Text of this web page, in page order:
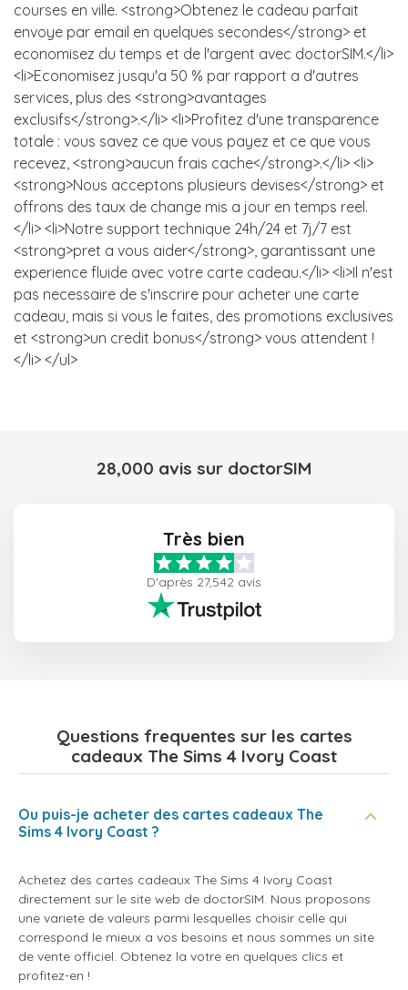
courses en ville. <strong>Obtenez le cadeau parfait
envoye par email en quelques secondes</strong> et
economisez du temps et de l'argent avec doctorSIM.</li>
<li>Economisez jusqu'a 50 % par rapport a d'autres
services, plus des <strong>avantages
exclusifs</strong>.</li> <li>Profitez d'une transparence
totale : vous savez ce que vous payez et ce que vous
recevez, <strong>aucun frais cache</strong>.</li> <li>
<strong>Nous acceptons plusieurs devises</strong> et
offrons des taux de change mis a jour en temps reel.
</li> <li>Notre support technique 24h/24 et 7j/7 est
<strong>pret a vous aider</strong>, garantissant une
experience fluide avec votre carte cadeau.</li> <li>Il n'est
pas necessaire de s'inscrire pour acheter une carte
cadeau, mais si vous le faites, des promotions exclusives
et <strong>un credit bonus</strong> vous attendent !
</li> </ul>
28,000 avis sur doctorSIM
Très bien
D'après 27,542 avis
Questions frequentes sur les cartes
cadeaux The Sims 4 Ivory Coast
Ou puis-je acheter des cartes cadeaux The
Sims 4 Ivory Coast ?
Achetez des cartes cadeaux The Sims 4 Ivory Coast
directement sur le site web de doctorSIM. Nous proposons
une variete de valeurs parmi lesquelles choisir celle qui
correspond le mieux a vos besoins et nous sommes un site
de vente officiel. Obtenez la votre en quelques clics et
profitez-en !